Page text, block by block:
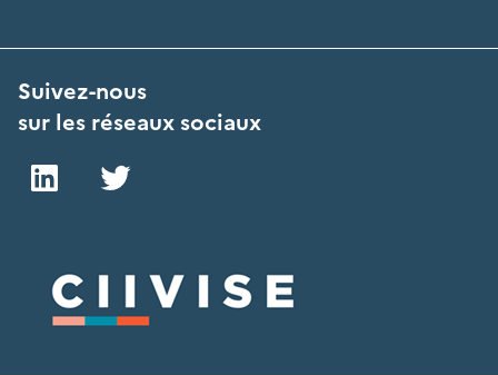
Suivez-nous
sur les réseaux sociaux
LinkedIn